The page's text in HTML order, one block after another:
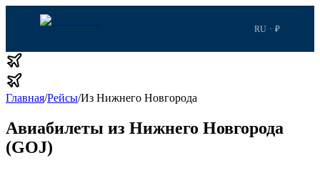
RU · ₽
Главная/Рейсы/Из Нижнего Новгорода
Авиабилеты из Нижнего Новгорода
(GOJ)